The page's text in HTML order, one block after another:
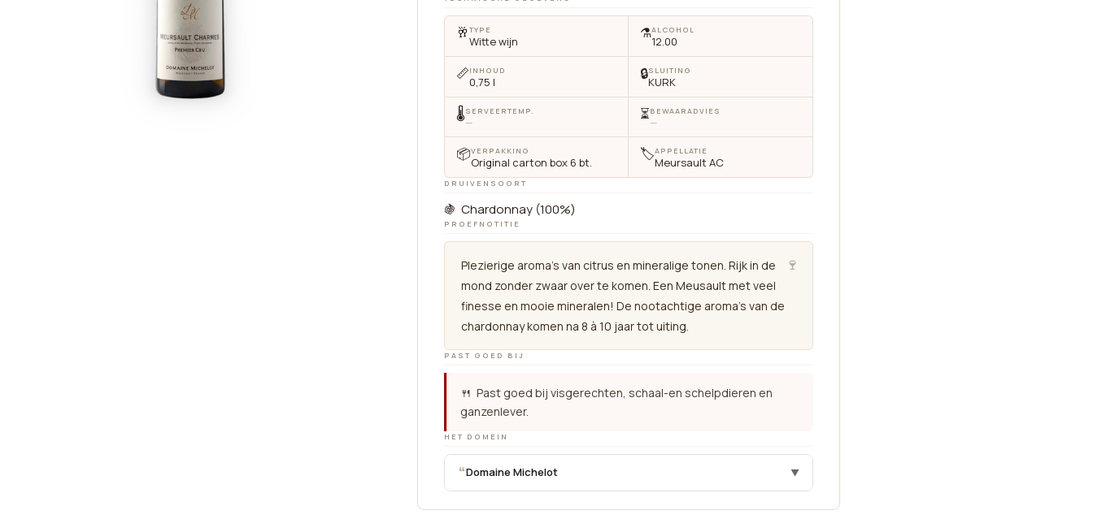
🥂 TYPE
Witte wijn ⚗️ALCOHOL
12.00
📏INHOUD
0,75 l 🔒SLUITING
KURK
🌡SERVEERTEMP.
— ⏳BEWAARADVIES
—
📦VERPAKKING
Original carton box 6 bt. 🏷APPELLATIE
Meursault AC
DRUIVENSOORT
🍇 Chardonnay (100%)
PROEFNOTITIE
🍷
Plezierige aroma's van citrus en mineralige tonen. Rijk in de
mond zonder zwaar over te komen. Een Meusault met veel
finesse en mooie mineralen! De nootachtige aroma's van de
chardonnay komen na 8 à 10 jaar tot uiting.
PAST GOED BIJ
🍴 Past goed bij visgerechten, schaal-en schelpdieren en
ganzenlever.
HET DOMEIN
“Domaine Michelot ▼